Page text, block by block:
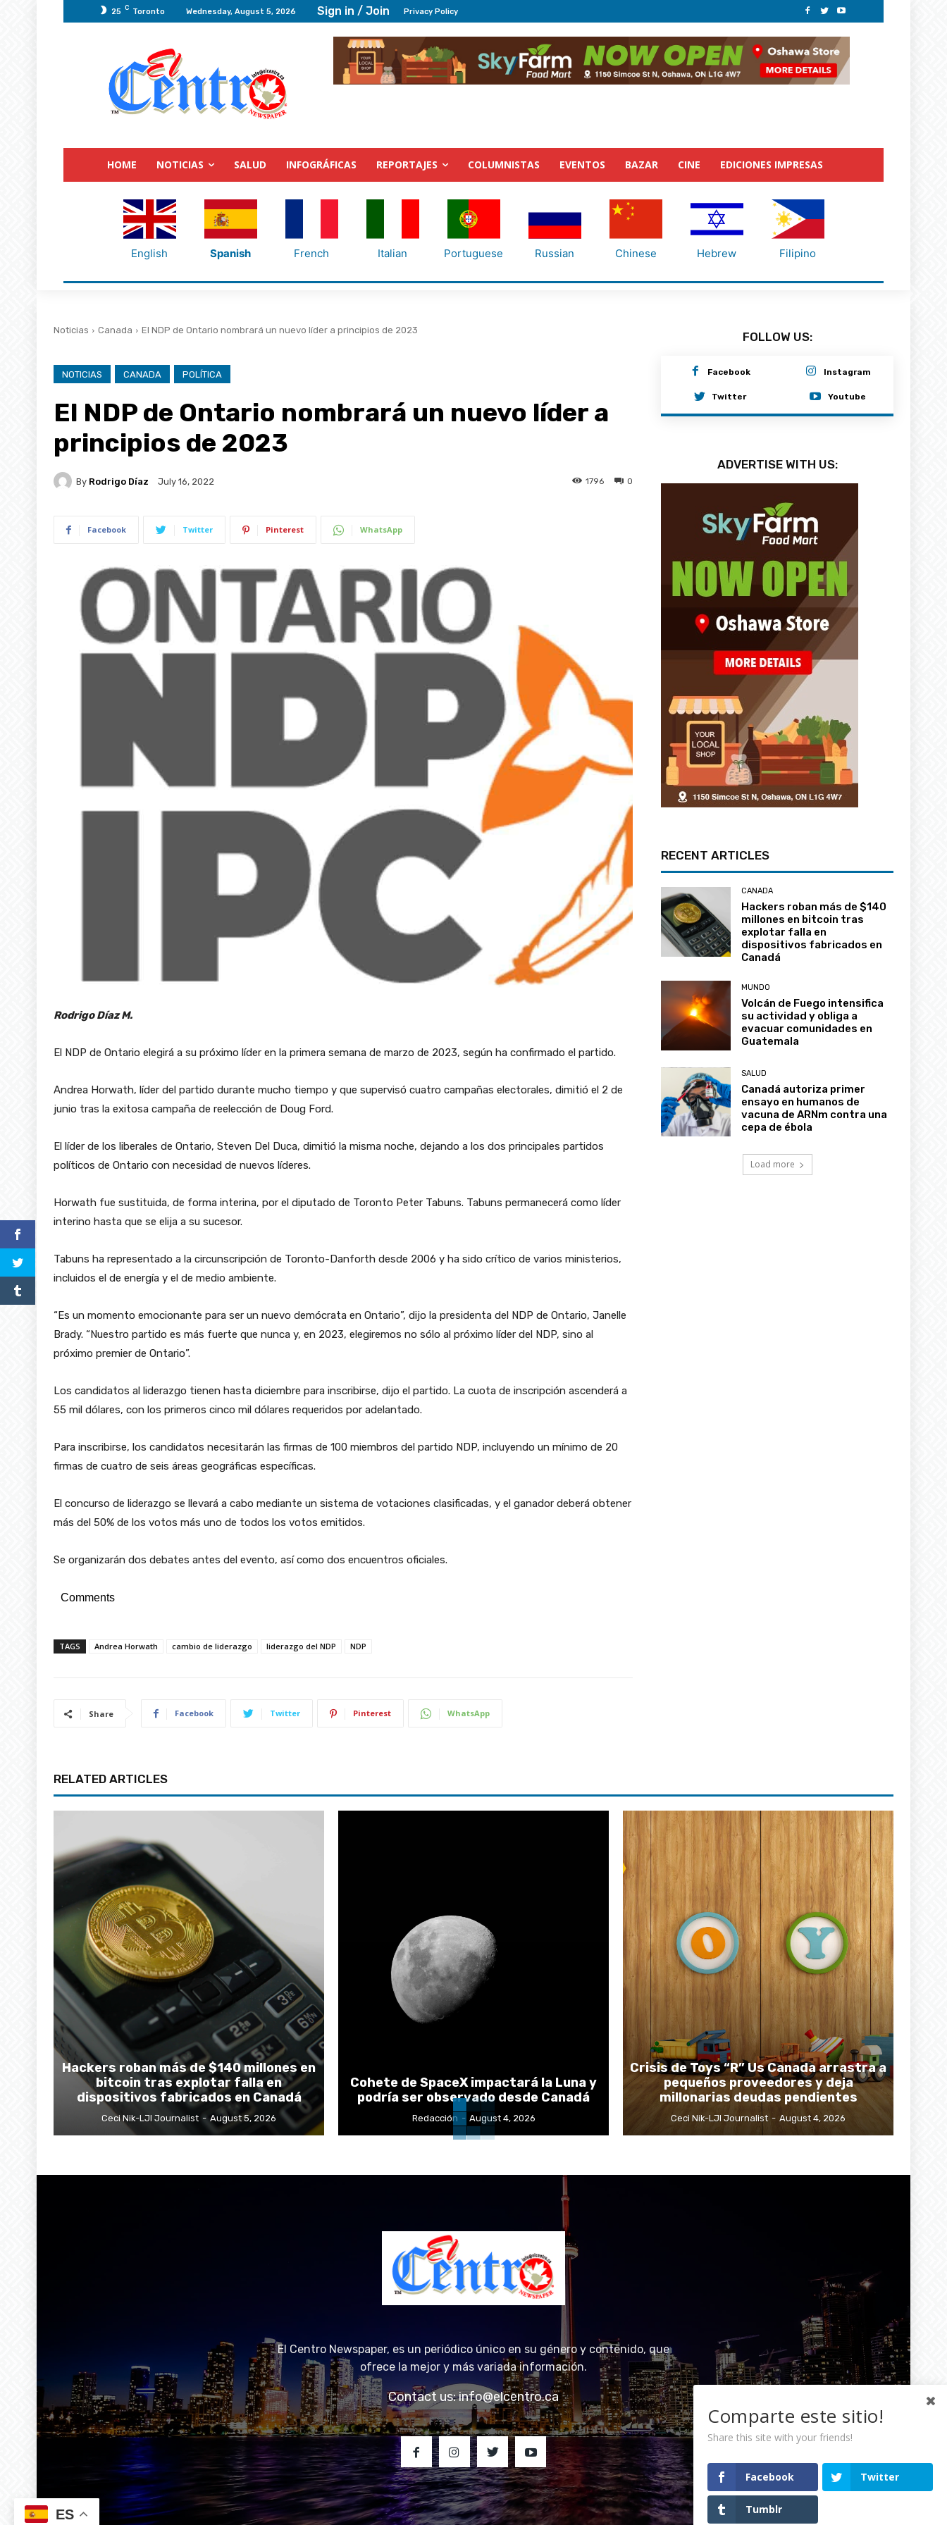
25 C Toronto Wednesday, August 5, 2026 Sign in / Join Privacy Policy
HOME NOTICIAS SALUD INFOGRÁFICAS REPORTAJES COLUMNISTAS EVENTOS BAZAR CINE EDICIONES IMPRESAS
English Spanish French Italian Portuguese Russian Chinese Hebrew Filipino
Noticias Canada El NDP de Ontario nombrará un nuevo líder a principios de 2023
NOTICIAS CANADA POLÍTICA
El NDP de Ontario nombrará un nuevo líder a
principios de 2023
By Rodrigo Díaz July 16, 2022 0
1796
Facebook Twitter Pinterest WhatsApp
Rodrigo Díaz M.
El NDP de Ontario elegirá a su próximo líder en la primera semana de marzo de 2023, según ha confirmado el partido.
Andrea Horwath, líder del partido durante mucho tiempo y que supervisó cuatro campañas electorales, dimitió el 2 de
junio tras la exitosa campaña de reelección de Doug Ford.
El líder de los liberales de Ontario, Steven Del Duca, dimitió la misma noche, dejando a los dos principales partidos
políticos de Ontario con necesidad de nuevos líderes.
Horwath fue sustituida, de forma interina, por el diputado de Toronto Peter Tabuns. Tabuns permanecerá como líder
interino hasta que se elija a su sucesor.
Tabuns ha representado a la circunscripción de Toronto-Danforth desde 2006 y ha sido crítico de varios ministerios,
incluidos el de energía y el de medio ambiente.
“Es un momento emocionante para ser un nuevo demócrata en Ontario”, dijo la presidenta del NDP de Ontario, Janelle
Brady. “Nuestro partido es más fuerte que nunca y, en 2023, elegiremos no sólo al próximo líder del NDP, sino al
próximo premier de Ontario”.
Los candidatos al liderazgo tienen hasta diciembre para inscribirse, dijo el partido. La cuota de inscripción ascenderá a
55 mil dólares, con los primeros cinco mil dólares requeridos por adelantado.
Para inscribirse, los candidatos necesitarán las firmas de 100 miembros del partido NDP, incluyendo un mínimo de 20
firmas de cuatro de seis áreas geográficas específicas.
El concurso de liderazgo se llevará a cabo mediante un sistema de votaciones clasificadas, y el ganador deberá obtener
más del 50% de los votos más uno de todos los votos emitidos.
Se organizarán dos debates antes del evento, así como dos encuentros oficiales.
Comments
TAGS Andrea Horwath cambio de liderazgo liderazgo del NDP NDP
Share Facebook Twitter Pinterest WhatsApp
FOLLOW US:
Facebook Instagram
Twitter Youtube
ADVERTISE WITH US:
Hackers roban más de $140
millones en bitcoin tras
explotar falla en
dispositivos fabricados en
Canadá
Volcán de Fuego intensifica
su actividad y obliga a
evacuar comunidades en
Guatemala
ensayo en humanos de
vacuna de ARNm contra una
cepa de ébola
Load more
RELATED ARTICLES
Hackers roban más de $140 millones en
bitcoin tras explotar falla en
dispositivos fabricados en Canadá
Ceci Nik-LJI Journalist - August 5, 2026
Cohete de SpaceX impactará la Luna y
podría ser observado desde Canadá
Redacción - August 4, 2026
Crisis de Toys “R” Us Canada arrastra a
pequeños proveedores y deja
millonarias deudas pendientes
Ceci Nik-LJI Journalist - August 4, 2026
El Centro Newspaper, es un periódico único en su género y contenido, que
ofrece la mejor y más variada información.
Contact us:info@elcentro.ca
ES
Comparte este sitio!
Share this site with your friends!
Facebook Twitter
Tumblr